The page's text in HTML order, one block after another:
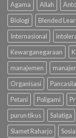
Agama Allah
Biologi
Blended
Internasional
Kewarganegaraan
manajemen
Organisasi
Pancasila
Petani
Poligami
purun tikus
Salatiga
Slamet Raharjo
Sosial